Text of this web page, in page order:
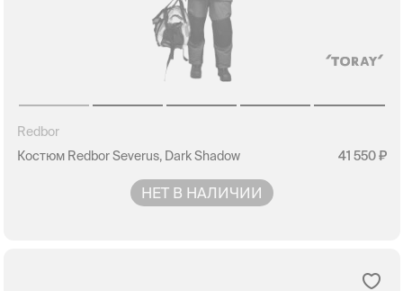
Redbor
Костюм Redbor Severus, Dark Shadow
41 550
НЕТ В НАЛИЧИИ